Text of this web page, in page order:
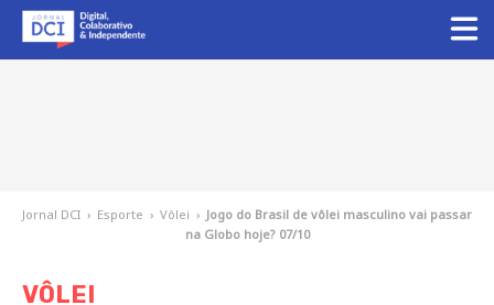
Jornal DCI › Esporte › Vôlei › Jogo do Brasil de vôlei masculino vai passar
na Globo hoje? 07/10
VÔLEI